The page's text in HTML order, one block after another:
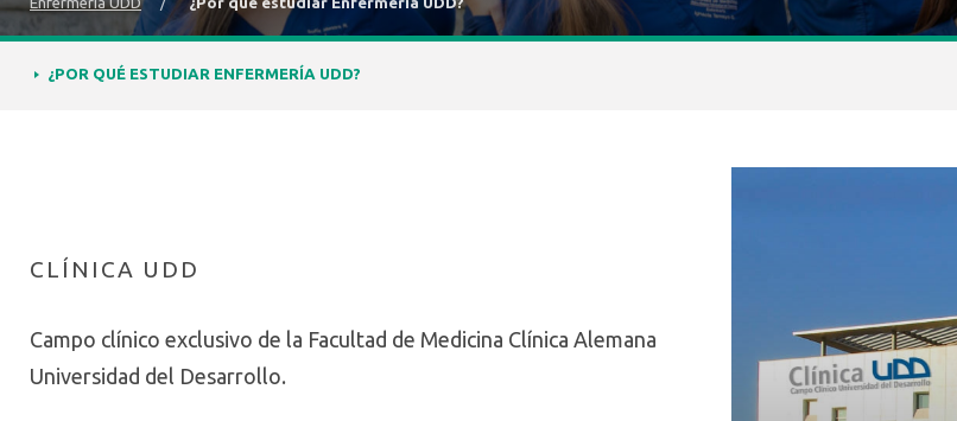
¿POR QUÉ ESTUDIAR ENFERMERÍA UDD?
CLÍNICA UDD
Campo clínico exclusivo de la Facultad de Medicina Clínica Alemana
Universidad del Desarrollo.